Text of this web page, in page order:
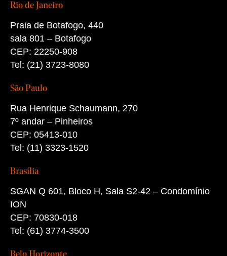
Rio de Janeiro
Praia de Botafogo, 440
sala 801 – Botafogo
CEP: 22250-908
Tel: (21) 3723-8080
São Paulo
Rua Henrique Schaumann, 270
7º andar – Pinheiros
CEP: 05413-010
Tel: (11) 3323-1520
Brasília
SGAN Q 601, Bloco H, Sala S2-42 – Condomínio
ION
CEP: 70830-018
Tel: (61) 3774-3500